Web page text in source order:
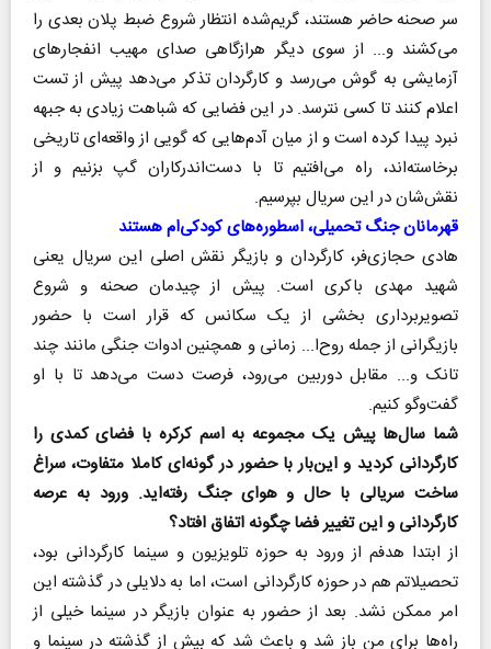
سر صحنه حاضر هستند، گریم‌شده انتظار شروع ضبط پلان بعدی را
می‌کشند و... از سوی دیگر هرازگاهی صدای مهیب انفجارهای
آزمایشی به گوش می‌رسد و کارگردان تذکر می‌دهد پیش از تست
اعلام کنند تا کسی نترسد. در این فضایی که شباهت زیادی به جبهه
نبرد پیدا کرده است و از میان آدم‌هایی که گویی از واقعه‌ای تاریخی
برخاسته‌اند، راه می‌افتیم تا با دست‌اندرکاران گپ بزنیم و از
نقش‌شان در این سریال بپرسیم.
قهرمانان جنگ تحمیلی، اسطوره‌های کودکی‌ام هستند
هادی حجازی‌فر، کارگردان و بازیگر نقش اصلی این سریال یعنی
شهید مهدی باکری است. پیش از چیدمان صحنه و شروع
تصویربرداری بخشی از یک سکانس که قرار است با حضور
بازیگرانی از جمله روح‌ا... زمانی و همچنین ادوات جنگی مانند چند
تانک و... مقابل دوربین می‌رود، فرصت دست می‌دهد تا با او
گفت‌وگو کنیم.
شما سال‌ها پیش یک مجموعه به اسم کرکره با فضای کمدی را
کارگردانی کردید و این‌بار با حضور در گونه‌ای کاملا متفاوت، سراغ
ساخت سریالی با حال و هوای جنگ رفته‌اید. ورود به عرصه
کارگردانی و این تغییر فضا چگونه اتفاق افتاد؟
از ابتدا هدفم از ورود به حوزه تلویزیون و سینما کارگردانی بود،
تحصیلاتم هم در حوزه کارگردانی است، اما به دلایلی در گذشته این
امر ممکن نشد. بعد از حضور به عنوان بازیگر در سینما خیلی از
راه‌ها برای من باز شد و باعث شد که بیش از گذشته در سینما و